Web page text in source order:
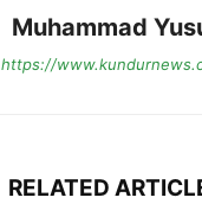
Muhammad
https://
RELATED